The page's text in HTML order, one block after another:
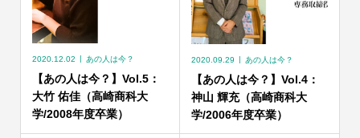
2020.12.02 あの人は今？
【あの人は今？】Vol.5：
大竹 佑佳（高崎商科大
学/2008年度卒業）
2020.09.29 あの人は今？
【あの人は今？】Vol.4：
神山 輝充（高崎商科大
学/2006年度卒業）